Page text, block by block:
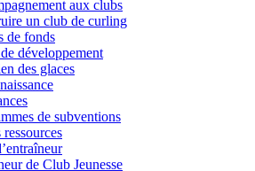
aux clubs
un club de curling
de fonds
développement
des glaces
de subventions
de Club Jeunesse